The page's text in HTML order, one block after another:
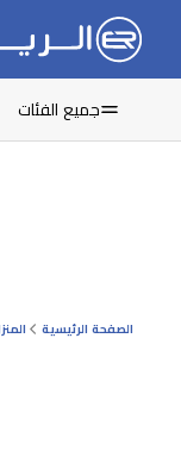
جميع الفئات
الصفحة الرئيسية